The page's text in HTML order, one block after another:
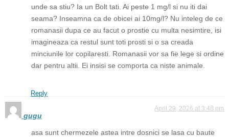
unde sa stiu? Ia un Bolt tati. Ai peste 1 mg/l si nu iti dai
seama? Inseamna ca de obicei ai 10mg/l? Nu inteleg de ce
romanasii dupa ce au facut o prostie cu multa nesimtire, isi
imagineaza ca restul sunt toti prosti si o sa creada
minciunile lor copilaresti. Romanasii vor sa fie lege si ordine
dar pentru altii. Ei insisi se comporta ca niste animale.
Reply
gugu
April 29, 2026 at 3:48 pm
asa sunt chermezele astea intre dosnici se lasa cu baute